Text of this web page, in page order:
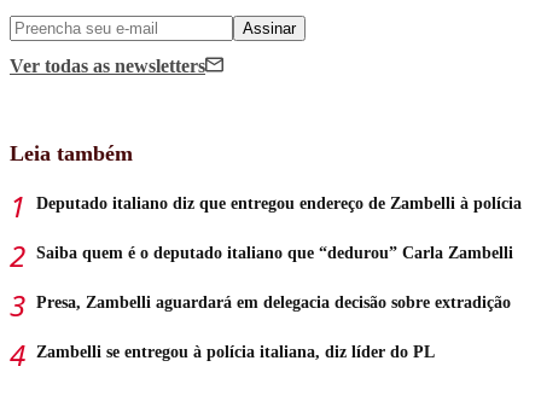
Assinar
Ver todas as newsletters
Leia também
Deputado italiano diz que entregou endereço de Zambelli à polícia
Saiba quem é o deputado italiano que “dedurou” Carla Zambelli
Presa, Zambelli aguardará em delegacia decisão sobre extradição
Zambelli se entregou à polícia italiana, diz líder do PL